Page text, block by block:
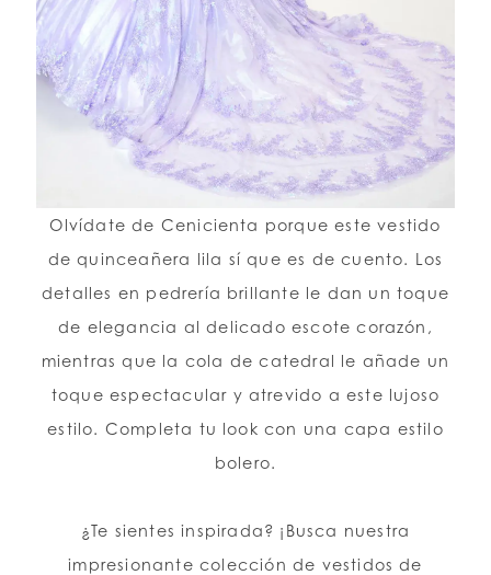
Olvídate de Cenicienta porque este vestido
de quinceañera lila sí que es de cuento. Los
detalles en pedrería brillante le dan un toque
de elegancia al delicado escote corazón,
mientras que la cola de catedral le añade un
toque espectacular y atrevido a este lujoso
estilo. Completa tu look con una capa estilo
bolero.
¿Te sientes inspirada? ¡Busca nuestra
impresionante colección de vestidos de